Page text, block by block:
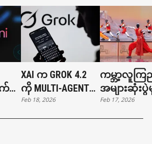
မှာ
ာ
ပြီ
XAI က GROK 4.2
ကို MULTI-AGENT
ARCHITECTURE နဲ့
မိတ်ဆက်
Feb 18, 2026
ကမ္ဘာ့လူကြ
အများဆုံးပွဲ
တရုတ်စက်
ကွန်ဖူးကစား
Feb 17, 2026